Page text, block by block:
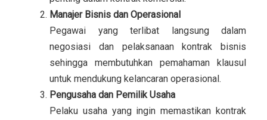
Manajer Bisnis dan Operasional
Pegawai yang terlibat langsung dalam
negosiasi dan pelaksanaan kontrak bisnis
sehingga membutuhkan pemahaman klausul
untuk mendukung kelancaran operasional.
Pengusaha dan Pemilik Usaha
Pelaku usaha yang ingin memastikan kontrak